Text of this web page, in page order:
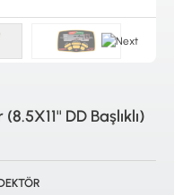
İSTANBUL
DD Başlıklı)